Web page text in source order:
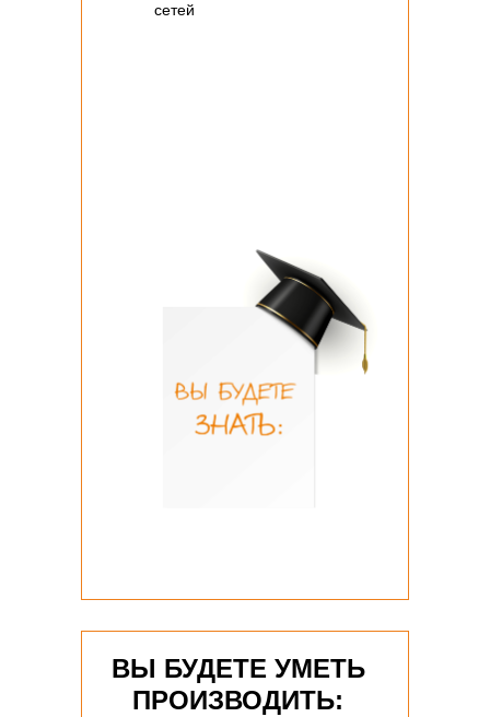
сетей
ВЫ БУДЕТЕ УМЕТЬ
ПРОИЗВОДИТЬ: